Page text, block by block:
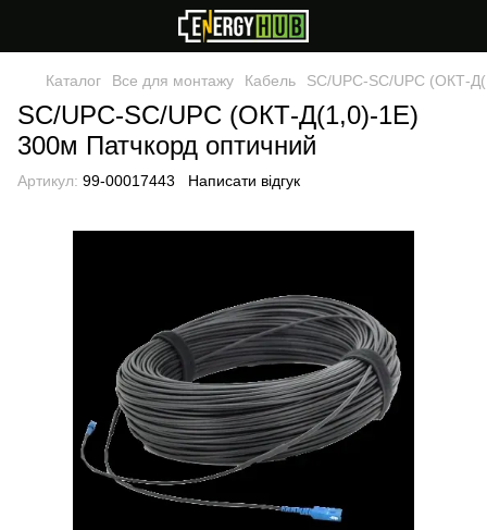
Каталог Все для монтажу Кабель SC/UPC-SC/UPC (ОКТ-
SC/UPC-SC/UPC (ОКТ-Д(1,0)-1Е)
300м Патчкорд оптичний
Артикул: 99-00017443 Написати відгук